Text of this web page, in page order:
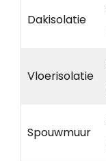
Dakisolatie
Vloerisolatie
Spouwmuur